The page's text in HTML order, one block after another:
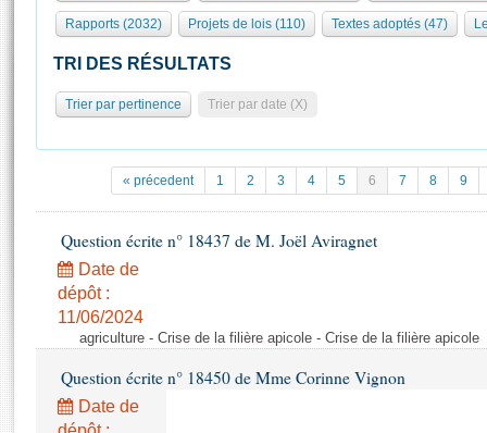
Groupes politiques
Europe et International
Pétitions
Projets de loi
Propositions de loi
Amendements
Textes adoptés
Rapports d'information
Rapports d'enquête
Présidence Conférence des Présidents Bureau Collège des
Statistiques et chiffres clés
Documents de référence
( Constitution | Règlement de l'Assemblée ... )
Histoire
Juniors
Anciennes législatures
Liens vers les sites publics
Assister à une séance
La Bibliothèque
Contacts et plan d'accès
Photos libres de droit
Rapports (2032) Projets de lois (110) Textes adoptés (47)
TRI DES RÉSULTATS
Trier par pertinence Trier par date (X)
« précedent 1 2 3 4 5 6 7 8 9
Question écrite n° 18437 de M. Joël Aviragnet
Date de
dépôt :
11/06/2024
agriculture - Crise de la filière apicole - Crise de la filière apicole
Question écrite n° 18450 de Mme Corinne Vignon
Date de